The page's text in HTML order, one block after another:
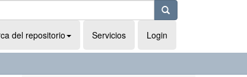
del repositorio Servicios Login